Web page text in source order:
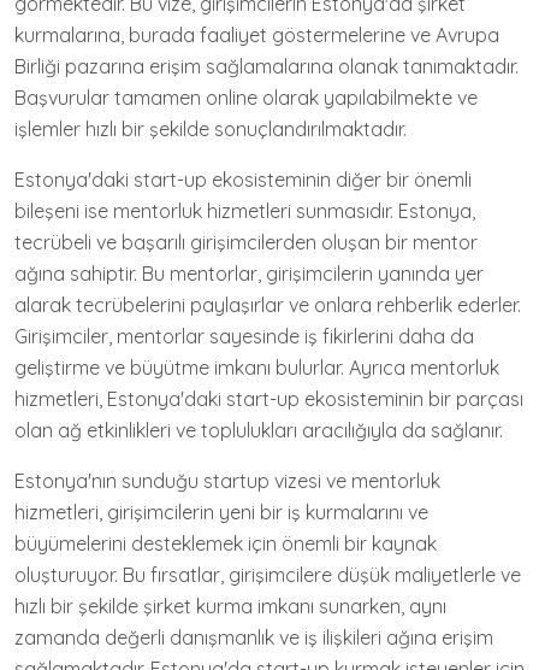
kurmalarına, burada faaliyet göstermelerine ve Avrupa
Birliği pazarına erişim sağlamalarına olanak tanımaktadır.
Başvurular tamamen online olarak yapılabilmekte ve
işlemler hızlı bir şekilde sonuçlandırılmaktadır.
Estonya'daki start-up ekosisteminin diğer bir önemli
bileşeni ise mentorluk hizmetleri sunmasıdır. Estonya,
tecrübeli ve başarılı girişimcilerden oluşan bir mentor
ağına sahiptir. Bu mentorlar, girişimcilerin yanında yer
alarak tecrübelerini paylaşırlar ve onlara rehberlik ederler.
Girişimciler, mentorlar sayesinde iş fikirlerini daha da
geliştirme ve büyütme imkanı bulurlar. Ayrıca mentorluk
hizmetleri, Estonya'daki start-up ekosisteminin bir parçası
olan ağ etkinlikleri ve toplulukları aracılığıyla da sağlanır.
Estonya'nın sunduğu startup vizesi ve mentorluk
hizmetleri, girişimcilerin yeni bir iş kurmalarını ve
büyümelerini desteklemek için önemli bir kaynak
oluşturuyor. Bu fırsatlar, girişimcilere düşük maliyetlerle ve
hızlı bir şekilde şirket kurma imkanı sunarken, aynı
zamanda değerli danışmanlık ve iş ilişkileri ağına erişim